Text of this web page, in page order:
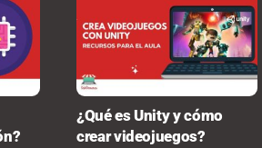
¿Qué es Unity y cómo
crear videojuegos?